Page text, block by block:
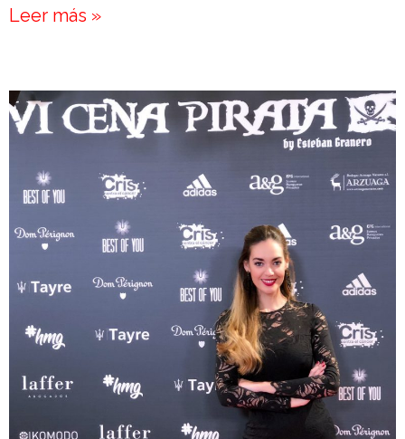
Leer más »